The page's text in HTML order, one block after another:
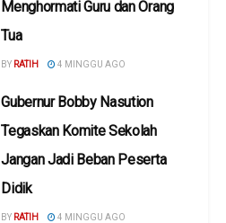
Menghormati Guru dan Orang
Tua
BY RATIH 4 MINGGU AGO
Gubernur Bobby Nasution
Tegaskan Komite Sekolah
Jangan Jadi Beban Peserta
Didik
BY RATIH 4 MINGGU AGO